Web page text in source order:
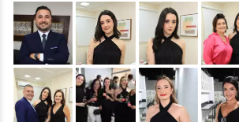
&nbsp; &nbsp; &nbsp; &nbsp;
&nbsp; &nbsp; &nbsp; &nbsp;